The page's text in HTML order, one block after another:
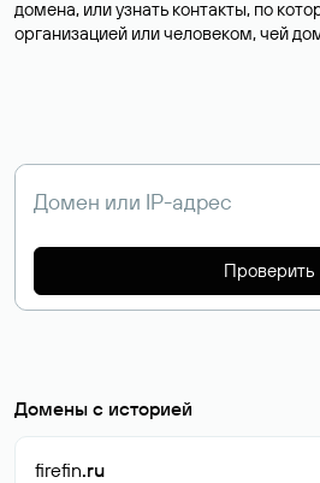
домена, или узнать контакты, по
организацией или человеком, чей
Проверить
Домены с историей
firefin.ru